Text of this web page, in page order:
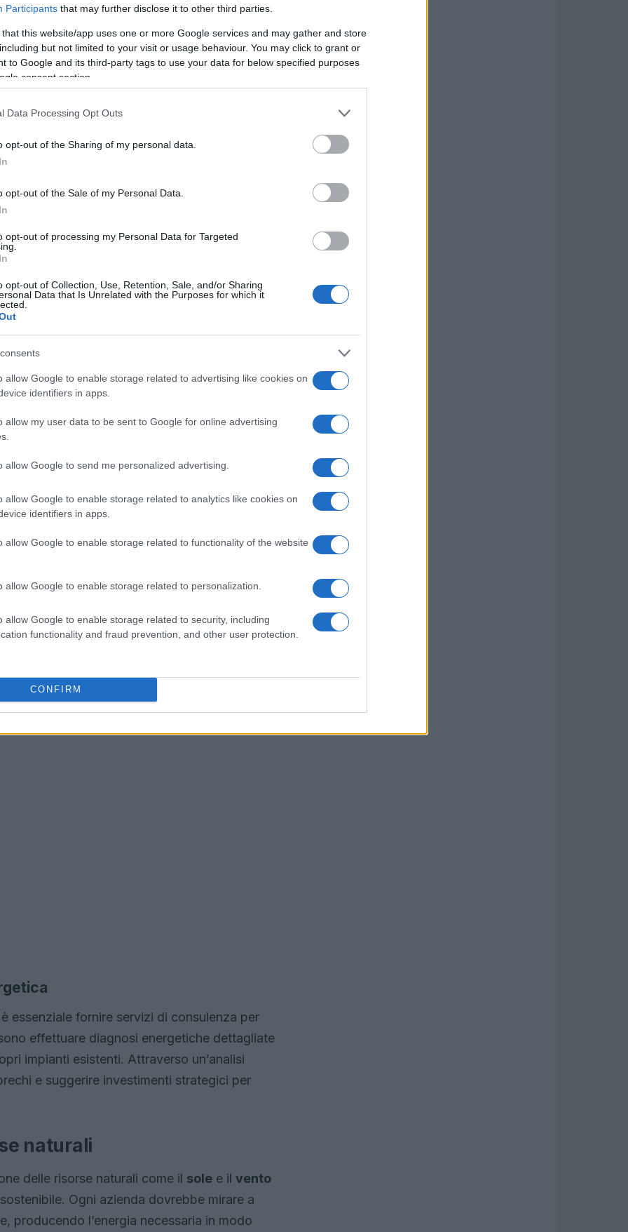
Participants that may further disclose it to other third parties.
that this website/app uses one or more Google services and may gather and store
but not limited to your visit or usage behaviour. You may click to grant or
to Google and its third-party tags to use your data for below specified purposes
consent section.
Data Processing Opt Outs
opt-out of the Sharing of my personal data.
opt-out of the Sale of my Personal Data.
opt-out of processing my Personal Data for Targeted
opt-out of Collection, Use, Retention, Sale, and/or Sharing
Data that Is Unrelated with the Purposes for which it
allow Google to enable storage related to advertising like cookies on
identifiers in apps.
allow my user data to be sent to Google for online advertising
allow Google to send me personalized advertising.
allow Google to enable storage related to analytics like cookies on
identifiers in apps.
allow Google to enable storage related to functionality of the website
allow Google to enable storage related to personalization.
allow Google to enable storage related to security, including
functionality and fraud prevention, and other user protection.
CONFIRM
co-sviluppo
una collaborazione attiva tra partner locali
di investimento che unisca questi attori
nel mercato delle energie rinnovabili. Le
di professionisti esperti, contribuendo alla
quelli
confini. Espandere il volume d’affari al
verso il
crescere. Stabilire partnership
professionalità può aprire nuove porte e
in mano
energie rinnovabili è rappresentato dai servizi
Le aziende possono offrire un
processo di sviluppo di impianti di grande
di storage energetico. Questo approccio
essenziale fornire servizi di consulenza per
effettuare diagnosi energetiche dettagliate
impianti esistenti. Attraverso un’analisi
e suggerire investimenti strategici per
naturali
delle risorse naturali come il sole e il vento
Ogni azienda dovrebbe mirare a
producendo l’energia necessaria in modo